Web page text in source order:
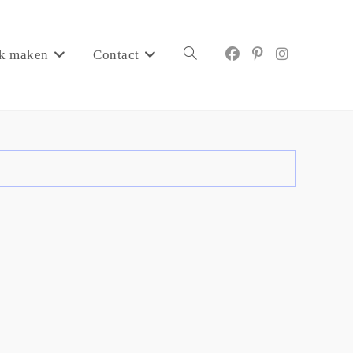
maken Contact